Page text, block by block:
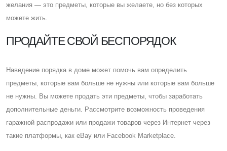
желания — это предметы, которые вы желаете, но без которых
можете жить.
ПРОДАЙТЕ СВОЙ БЕСПОРЯДОК
Наведение порядка в доме может помочь вам определить
предметы, которые вам больше не нужны или которые вам больше
не нужны. Вы можете продать эти предметы, чтобы заработать
дополнительные деньги. Рассмотрите возможность проведения
гаражной распродажи или продажи товаров через Интернет через
такие платформы, как eBay или Facebook Marketplace.